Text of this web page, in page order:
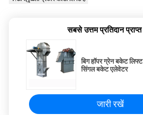
सबसे उत्तम प्रतिदान
बिग हॉपर ग्रेन बकेट
सिंगल बकेट एलेवेटर
जारी रखें